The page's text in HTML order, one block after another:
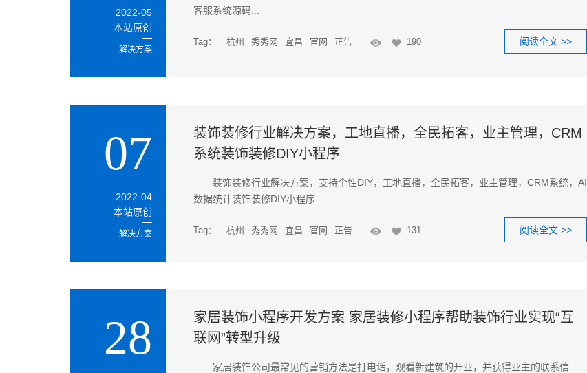
2022-05
本站原创
解决方案
客服系统源码...
阅读全文 >>
Tag： 杭州 秀秀网 宜昌 官网 正告 190
07
2022-04
本站原创
解决方案
装饰装修行业解决方案，工地直播，全民拓客，业主管理，CRM
系统装饰装修DIY小程序
装饰装修行业解决方案，支持个性DIY，工地直播，全民拓客，业主管理，CRM系统，AI
数据统计装饰装修DIY小程序...
阅读全文 >>
Tag： 杭州 秀秀网 宜昌 官网 正告 131
28
家居装饰小程序开发方案 家居装修小程序帮助装饰行业实现“互
联网”转型升级
家居装饰公司最常见的营销方法是打电话，观看新建筑的开业，并获得业主的联系信